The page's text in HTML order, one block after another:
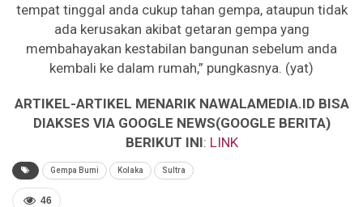
tempat tinggal anda cukup tahan gempa, ataupun tidak
ada kerusakan akibat getaran gempa yang
membahayakan kestabilan bangunan sebelum anda
kembali ke dalam rumah,” pungkasnya. (yat)
ARTIKEL-ARTIKEL MENARIK NAWALAMEDIA.ID BISA
DIAKSES VIA GOOGLE NEWS(GOOGLE BERITA)
BERIKUT INI: LINK
Gempa Bumi Kolaka Sultra
46